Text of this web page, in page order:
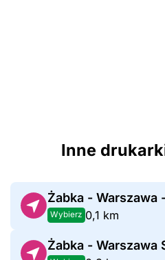
Inne
Żabka - Warszawa
Wybierz 0,1 km
Żabka - Warszawa